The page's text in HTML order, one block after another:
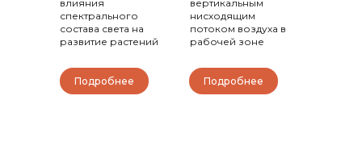
влияния
спектрального
состава света на
развитие растений
вертикальным
нисходящим
потоком воздуха в
рабочей зоне
Подробнее
Подробнее